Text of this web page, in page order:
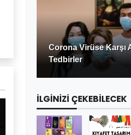
Corona Virüse Karşı
Tedbirler
İLGİNİZİ ÇEKEBİLECEK